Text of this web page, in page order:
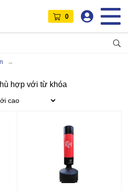
0
hợp với từ khóa